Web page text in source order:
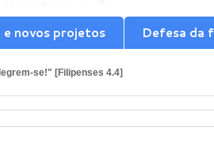
e novos projetos Defesa da
se!" [Filipenses 4.4]